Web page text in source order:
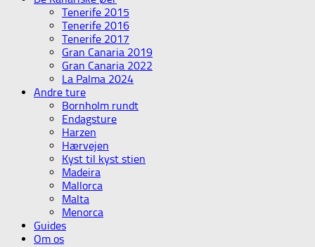
Tenerife 2015
Tenerife 2016
Tenerife 2017
Gran Canaria 2019
Gran Canaria 2022
La Palma 2024
Andre ture
Bornholm rundt
Endagsture
Harzen
Hærvejen
Kyst til kyst stien
Madeira
Mallorca
Malta
Menorca
Guides
Om os